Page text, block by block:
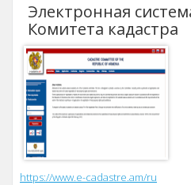
Электронная
Комитета кадастра
https://www.e-cadastre.am/ru